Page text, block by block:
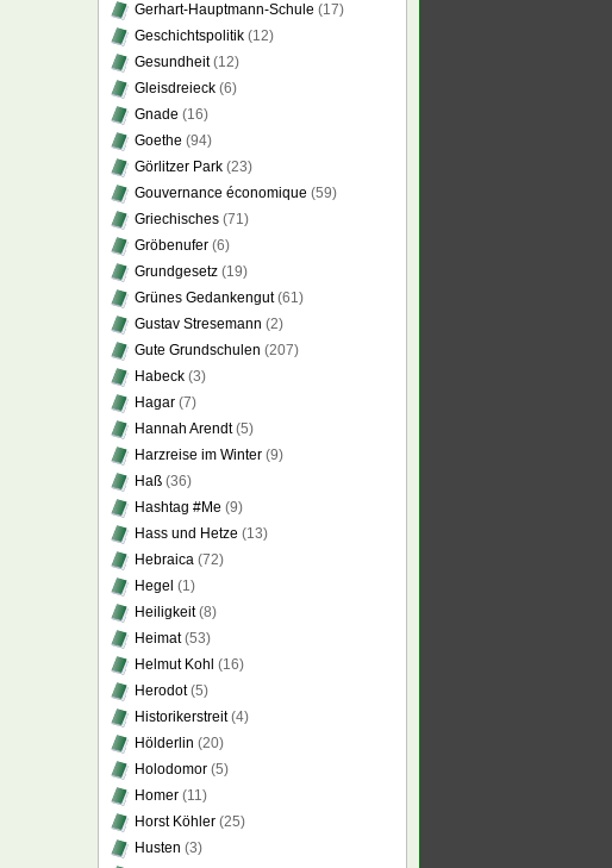
Gerhart-Hauptmann-Schule (17)
Geschichtspolitik (12)
Gesundheit(12)
Gleisdreieck (6)
Gnade (16)
Goethe (94)
Görlitzer Park (23)
Gouvernance économique (59)
Griechisches (71)
Gröbenufer (6)
Grundgesetz (19)
Grünes Gedankengut(61)
Gustav Stresemann (2)
Gute Grundschulen (207)
Habeck (3)
Hagar (7)
Hannah Arendt(5)
Harzreise im Winter (9)
Haß (36)
Hashtag #Me (9)
Hass und Hetze (13)
Hebraica (72)
Hegel (1)
Heiligkeit(8)
Heimat(53)
Helmut Kohl (16)
Herodot(5)
Historikerstreit(4)
Hölderlin (20)
Holodomor (5)
Homer (11)
Horst Köhler (25)
Husten (3)